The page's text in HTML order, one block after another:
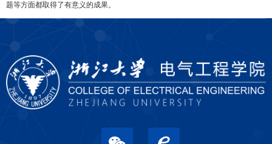
题等方面都取得了有意义的成果。